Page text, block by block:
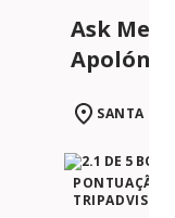
Ask Me
Apolónia
SANTA
PONTUAÇÃO
TRIPADVISOR